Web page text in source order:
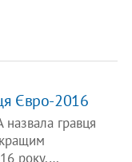
Євро-2016
назвала гравця
року.…